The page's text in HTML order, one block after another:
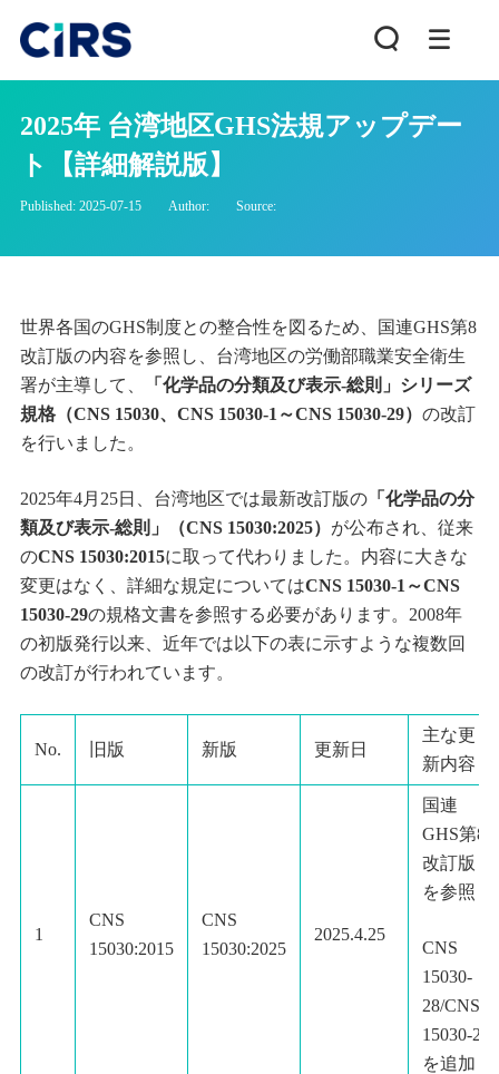
2025年 台湾地区GHS法規アップデー
ト【詳細解説版】
Published: 2025-07-15 Author: Source:
世界各国のGHS制度との整合性を図るため、国連GHS第8
改訂版の内容を参照し、台湾地区の労働部職業安全衛生
署が主導して、
「化学品の分類及び表示-総則」シリーズ
規格（CNS 15030、CNS 15030-1～CNS 15030-29） の改訂
を行いました。
2025年4月25日、台湾地区では最新改訂版の「化学品の分
類及び表示-総則」（CNS 15030:2025） が公布され、従来
のCNS 15030:2015に取って代わりました。内容に大きな
変更はなく、詳細な規定についてはCNS 15030-1～CNS
15030-29の規格文書を参照する必要があります。2008年
の初版発行以来、近年では以下の表に示すような複数回
の改訂が行われています。
No. 旧版 新版 更新日
主な更
新内容
1
CNS
15030:2015
CNS
15030:2025
2025.4.25
国連
GHS第8
改訂版
を参照
CNS
15030-
28/CNS
15030-29
を追加